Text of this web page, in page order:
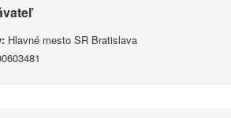
Hlavné mesto SR Bratislava